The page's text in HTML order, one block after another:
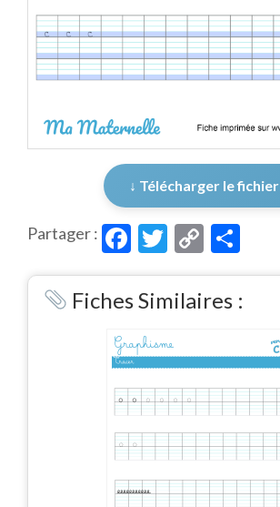
↓ Télécharger le fichier
Partager : Facebook
Twitter
Copy
Link
Fiches Similaires :